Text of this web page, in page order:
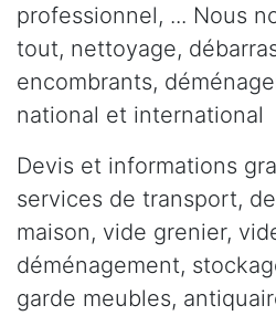
professionnel, ... Nous
tout, nettoyage,
encombrants,
national et international
Devis et informations
services de transport,
maison, vide grenier,
déménagement,
garde meubles,